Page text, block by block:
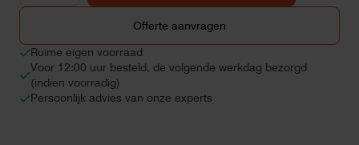
omvormer
garantie
aantal
Offerte aanvragen
Ruime eigen voorraad
Voor 12:00 uur besteld, de volgende werkdag bezorgd
(indien voorradig)
Persoonlijk advies van onze experts